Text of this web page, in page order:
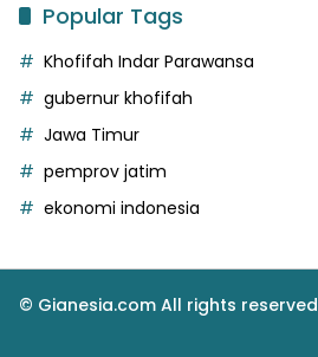
Popular Tags
Khofifah Indar Parawansa
gubernur khofifah
Jawa Timur
pemprov jatim
ekonomi indonesia
© Gianesia.com All rights reserved